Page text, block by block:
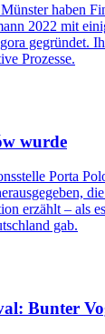
haben
2022 mit
gegründet.
Prozesse.
wurde
Porta
erzählt – als
gab.
Bunter